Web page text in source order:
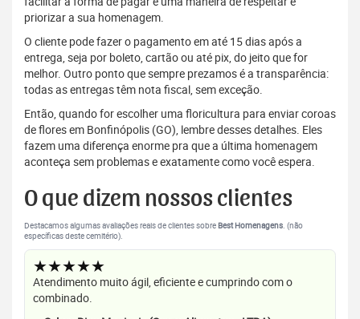
priorizar a sua homenagem.
O cliente pode fazer o pagamento em até 15 dias após a
entrega, seja por boleto, cartão ou até pix, do jeito que for
melhor. Outro ponto que sempre prezamos é a transparência:
todas as entregas têm nota fiscal, sem exceção.
Então, quando for escolher uma floricultura para enviar coroas
de flores em Bonfinópolis (GO), lembre desses detalhes. Eles
fazem uma diferença enorme pra que a última homenagem
aconteça sem problemas e exatamente como você espera.
O que dizem nossos clientes
Destacamos algumas avaliações reais de clientes sobre Best Homenagens. (não
específicas deste cemitério).
★★★★★
Atendimento muito ágil, eficiente e cumprindo com o
combinado.